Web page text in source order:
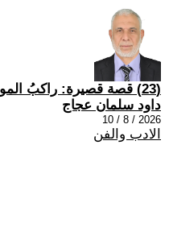
(23) قصة قصيرة: راكبُ الموج
داود سلمان عجاج
2026 / 8 / 10
الادب والفن